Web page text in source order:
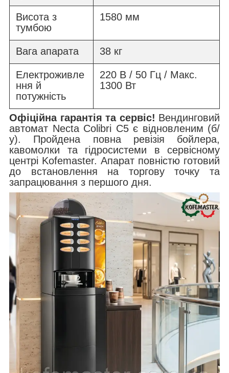
Висота з
тумбою
1580 мм
Вага апарата 38 кг
Електроживле
ння й
потужність
220 В / 50 Гц / Макс.
1300 Вт
Офіційна гарантія та сервіс! Вендинговий
автомат Necta Colibri C5 є відновленим (б/
у). Пройдена повна ревізія бойлера,
кавомолки та гідросистеми в сервісному
центрі Kofemaster. Апарат повністю готовий
до встановлення на торгову точку та
запрацювання з першого дня.